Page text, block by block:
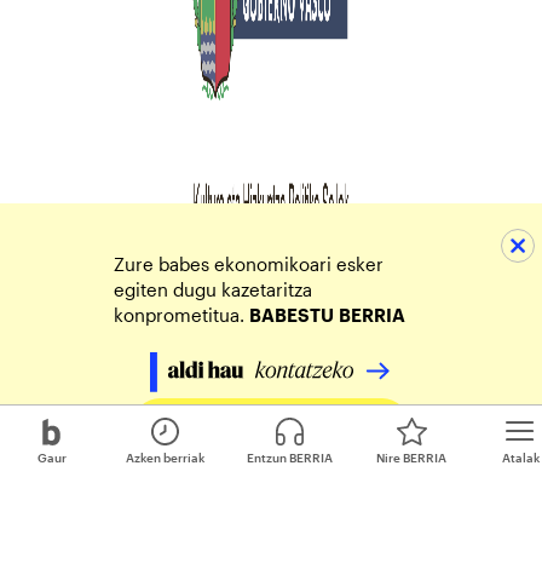
Gaur Atalak
Azken berriak Entzun BERRIA Nire BERRIA
Zure babes ekonomikoari esker
egiten dugu kazetaritza
konprometitua. BABESTU BERRIA
Egin zure ekarpena